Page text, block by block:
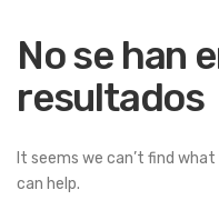
No se han
resultados
It seems we can’t find
can help.